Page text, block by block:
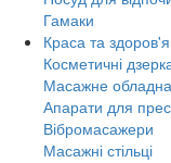
Гамаки
Краса та здоров'я
Косметичні
Масажне
Апарати для
Вібромасажери
Масажні стільці